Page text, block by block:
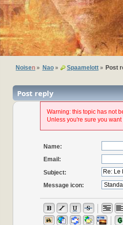
Noisen » Nao» Spaamelott» Post
Post reply
Warning: this topic has not
Unless you're sure you
Name:
Email:
Subject:
Message icon: